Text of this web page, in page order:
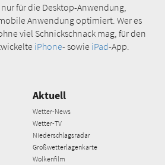
für die Desktop-Anwendung,
Anwendung optimiert. Wer es
viel Schnickschnack mag, für den
iPhone- sowie iPad-App.
Aktuell
Wetter-News
Wetter-TV
Niederschlagsradar
Großwetterlagenkarte
Wolkenfilm